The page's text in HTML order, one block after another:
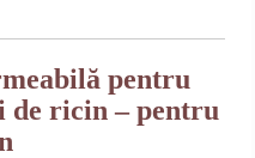
pentru
de ricin – pentru